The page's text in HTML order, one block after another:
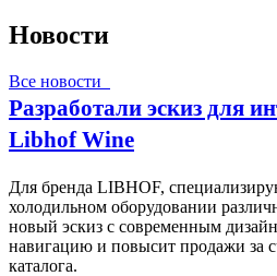
Новости
Все новости
Разработали эскиз для
Libhof Wine
Для бренда LIBHOF,
холодильном оборудовании
новый эскиз с современным
навигацию и повысит продажи за
каталога.